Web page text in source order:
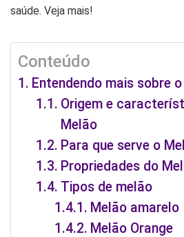
saúde. Veja mais!
Conteúdo
Entendendo mais sobre
Origem e
Melão
Para que serve o
Propriedades do
Tipos de melão
Melão amarelo
Melão Orange